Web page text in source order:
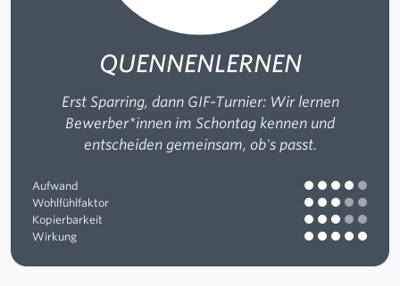
QUENNENLERNEN
Erst Sparring, dann GIF-Turnier: Wir lernen
Bewerber*innen im Schontag kennen und
entscheiden gemeinsam, ob's passt.
Aufwand
Wohlfühlfaktor
Kopierbarkeit
Wirkung